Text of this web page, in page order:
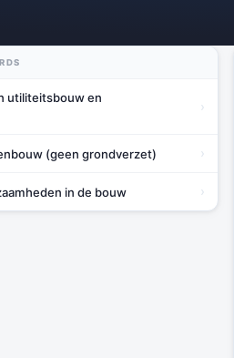
utiliteitsbouw en
›
(geen grondverzet) ›
in de bouw ›